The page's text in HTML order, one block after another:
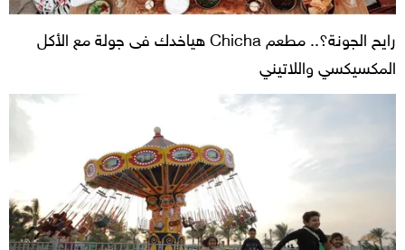
رايح الجونة؟.. مطعم Chicha هياخدك فى جولة مع الأكل
المكسيكسي واللاتيني